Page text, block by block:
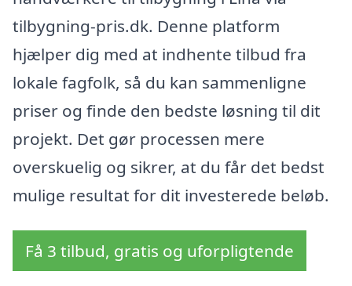
tilbygning-pris.dk. Denne platform
hjælper dig med at indhente tilbud fra
lokale fagfolk, så du kan sammenligne
priser og finde den bedste løsning til dit
projekt. Det gør processen mere
overskuelig og sikrer, at du får det bedst
mulige resultat for dit investerede beløb.
Få 3 tilbud, gratis og uforpligtende